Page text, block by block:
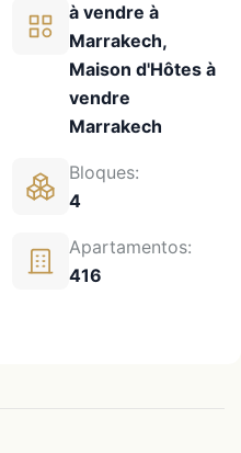
à vendre à
Marrakech,
Maison d'Hôtes à
vendre
Marrakech
Bloques:
4
Apartamentos:
416